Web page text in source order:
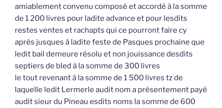
amiablement convenu composé et accordé à la somme
de 1 200 livres pour ladite advance et pour lesdits
restes ventes et rachapts qui ce pourront faire cy
après jusques à ladite feste de Pasques prochaine que
ledit bail demeure résolu et non jouissance desdits
septiers de bled à la somme de 300 livres
le tout revenant à la somme de 1 500 livres tz de
laquelle ledit Lermerle audit nom a présentement payé
audit sieur du Pineau esdits noms la somme de 600